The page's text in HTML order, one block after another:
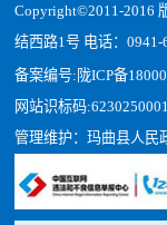
Copyright©2011-2016
结西路1号 电话：0941-
备案编号: 陇ICP备
网站识标码:6230250001
管理维护：玛曲县人民